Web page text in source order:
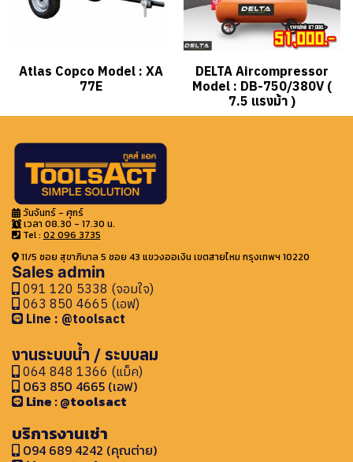
Atlas Copco Model : XA
77E
DELTA Aircompressor
Model : DB-750/380V (
7.5 แรงม้า )
วันจันทร์ - ศุกร์
เวลา 08.30 - 17.30 น.
Tel : 02 096 3735
11/5 ซอย สุขาภิบาล 5 ซอย 43 แขวงออเงิน เขตสายไหม กรุงเทพฯ 10220
Sales admin
091 120 5338 (จอมใจ)
063 850 4665 (เอฟ)
Line : @toolsact
งานระบบน้ำ / ระบบลม
064 848 1366 (แม็ค)
063 850 4665 (เอฟ)
Line : @toolsact
บริการงานเช่า
094 689 4242 (คุณต่าย)